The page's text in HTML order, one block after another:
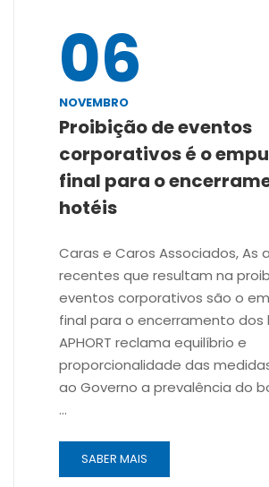
06
NOVEMBRO
Proibição de eventos
corporativos é o
final para o
hotéis
Caras e Caros Associados, As
recentes que resultam na
eventos corporativos são o
final para o encerramento dos
APHORT reclama equilíbrio e
proporcionalidade das
ao Governo a prevalência do
…
SABER MAIS